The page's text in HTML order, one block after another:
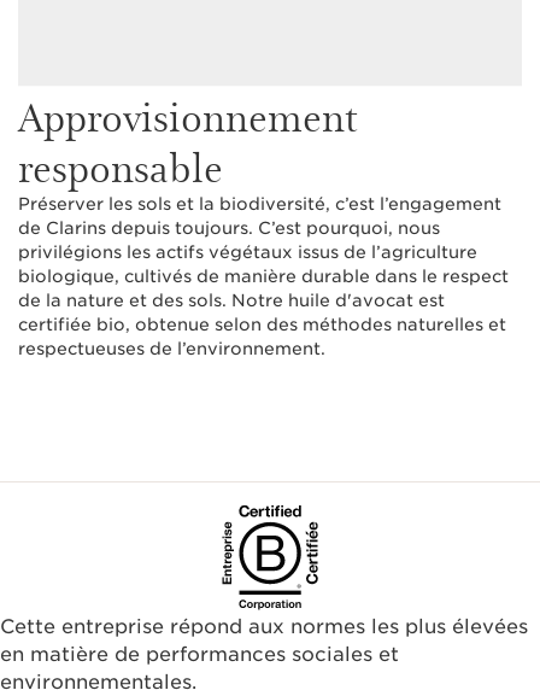
Approvisionnement
responsable
Préserver les sols et la biodiversité, c’est l’engagement
de Clarins depuis toujours. C’est pourquoi, nous
privilégions les actifs végétaux issus de l’agriculture
biologique, cultivés de manière durable dans le respect
de la nature et des sols. Notre huile d'avocat est
certifiée bio, obtenue selon des méthodes naturelles et
respectueuses de l’environnement.
Cette entreprise répond aux normes les plus élevées
en matière de performances sociales et
environnementales.​